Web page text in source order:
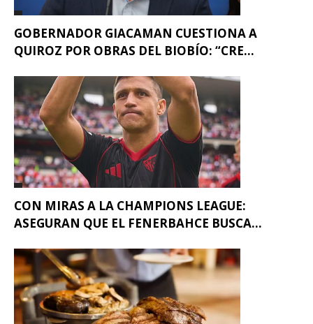
GOBERNADOR GIACAMAN CUESTIONA A
QUIROZ POR OBRAS DEL BIOBÍO: “CRE...
CON MIRAS A LA CHAMPIONS LEAGUE:
ASEGURAN QUE EL FENERBAHCE BUSCA...